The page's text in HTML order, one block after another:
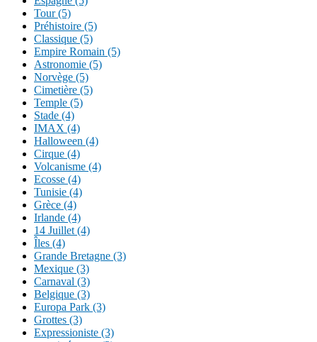
Tour (5)
Préhistoire (5)
Classique (5)
Empire Romain (5)
Astronomie (5)
Norvège (5)
Cimetière (5)
Temple (5)
Stade (4)
IMAX (4)
Halloween (4)
Cirque (4)
Volcanisme (4)
Ecosse (4)
Tunisie (4)
Grèce (4)
Irlande (4)
14 Juillet (4)
Îles (4)
Grande Bretagne (3)
Mexique (3)
Carnaval (3)
Belgique (3)
Europa Park (3)
Grottes (3)
Expressioniste (3)